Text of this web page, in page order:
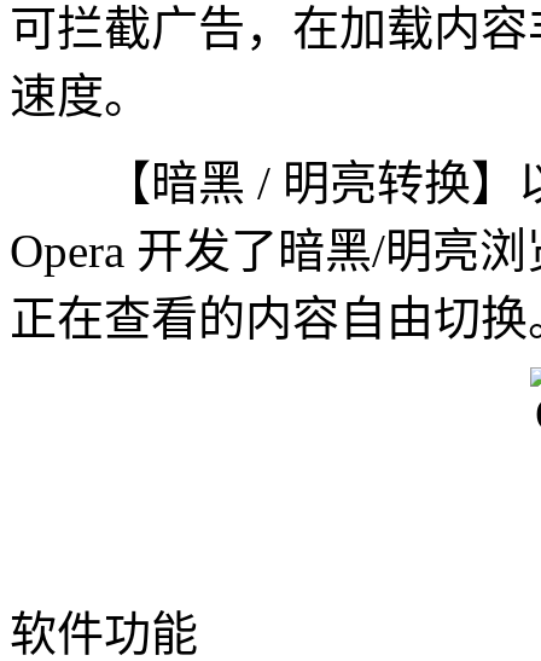
可拦截广告，在加载内
速度。
【暗黑 / 明亮转换】
Opera 开发了暗黑/明亮
正在查看的内容自由切换
软件功能